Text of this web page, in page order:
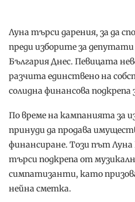
Луна търси дарения, за да
преди изборите за
България Днес. Певицата
разчита единствено на
солидна финансова подкрепа
По време на кампанията за
принуди да продава
финансиране. Този път Луна
търси подкрепа от
симпатизанти, като
нейна сметка.